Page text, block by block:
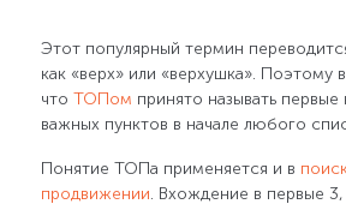
Этот популярный термин
как «верх» или «верхушка». Поэтому
что ТОПом принято называть
важных пунктов в начале любого
Понятие ТОПа применяется и в
продвижении . Вхождение в первые